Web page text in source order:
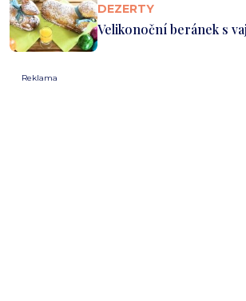
DEZERTY
Velikonoční beránek s
Reklama